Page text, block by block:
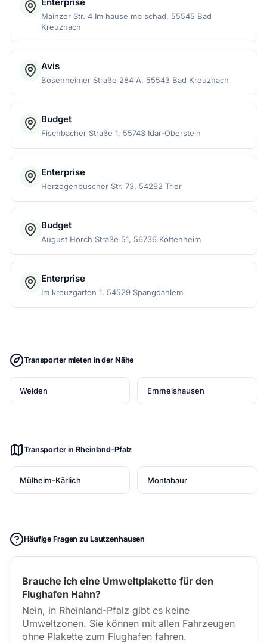
Mainzer Str. 4 Im hause mb schad, 55545 Bad
Kreuznach
Avis
Bosenheimer Straße 284 A, 55543 Bad Kreuznach
Budget
Fischbacher Straße 1, 55743 Idar-Oberstein
Enterprise
Herzogenbuscher Str. 73, 54292 Trier
Budget
August Horch Straße 51, 56736 Kottenheim
Enterprise
Im kreuzgarten 1, 54529 Spangdahlem
Transporter mieten in der Nähe
Weiden Emmelshausen
Transporter in Rheinland-Pfalz
Mülheim-Kärlich Montabaur
Häufige Fragen zu Lautzenhausen
Brauche ich eine Umweltplakette für den
Flughafen Hahn?
Nein, in Rheinland-Pfalz gibt es keine
Umweltzonen. Sie können mit allen Fahrzeugen
ohne Plakette zum Flughafen fahren.